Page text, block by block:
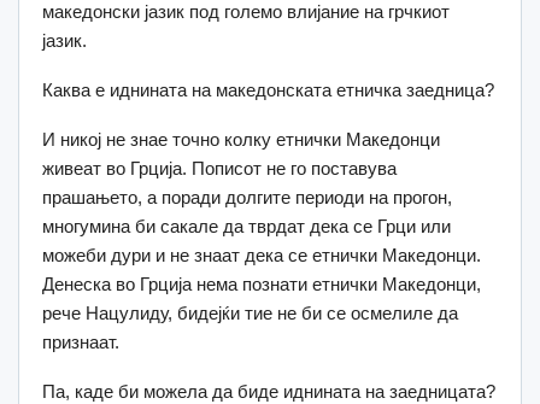
македонски јазик под големо влијание на грчкиот
јазик.
Каква е иднината на македонската етничка заедница?
И никој не знае точно колку етнички Македонци
живеат во Грција. Пописот не го поставува
прашањето, а поради долгите периоди на прогон,
многумина би сакале да тврдат дека се Грци или
можеби дури и не знаат дека се етнички Македонци.
Денеска во Грција нема познати етнички Македонци,
рече Нацулиду, бидејќи тие не би се осмелиле да
признаат.
Па, каде би можела да биде иднината на заедницата?